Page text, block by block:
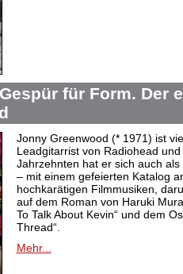
für Form. Der
Jonny Greenwood (* 1971) ist
Leadgitarrist von Radiohead
Jahrzehnten hat er sich auch
– mit einem gefeierten Katalog
hochkarätigen Filmmusiken,
auf dem Roman von Haruki
To Talk About Kevin“ und dem
Thread“.
Mehr...